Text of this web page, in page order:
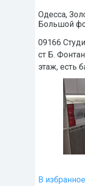
Одесса,
Большой
09166
ст Б.
этаж, есть
В избранное